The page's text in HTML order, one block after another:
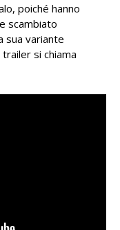
poiché hanno
scambiato
sua variante
si chiama